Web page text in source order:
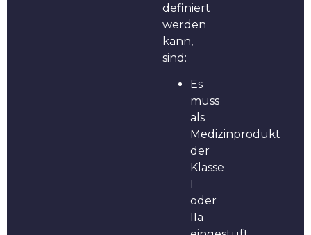
definiert
werden
kann,
sind:
Es
muss
als
Medizinprodukt
der
Klasse
I
oder
IIa